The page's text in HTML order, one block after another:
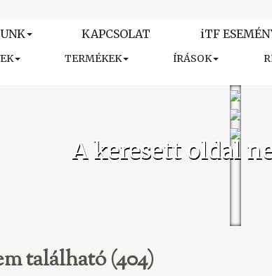
KAPCSOLAT iTF
TERMÉKEK ÍRÁSOK
A keresett oldal
található (404)